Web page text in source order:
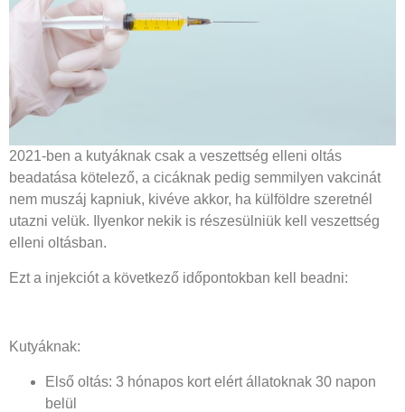
2021-ben a kutyáknak csak a veszettség elleni oltás
beadatása kötelező, a cicáknak pedig semmilyen vakcinát
nem muszáj kapniuk, kivéve akkor, ha külföldre szeretnél
utazni velük. Ilyenkor nekik is részesülniük kell veszettség
elleni oltásban.
Ezt a injekciót a következő időpontokban kell beadni:
Kutyáknak:
Első oltás: 3 hónapos kort elért állatoknak 30 napon
belül